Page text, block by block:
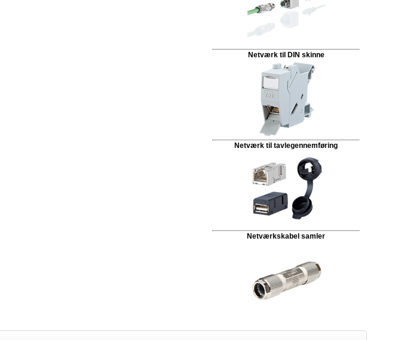
Netværk til DIN skinne
Netværk til tavlegennemføring
Netværkskabel samler